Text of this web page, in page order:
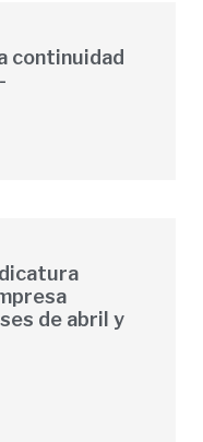
continuidad
de abril y